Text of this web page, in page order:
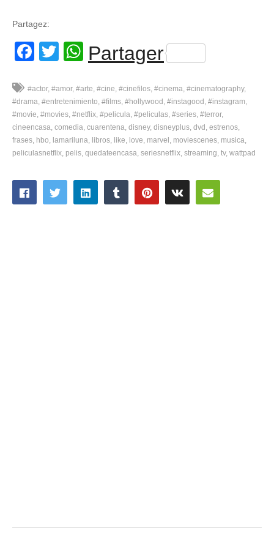
Partagez:
Facebook
Twitter
WhatsApp
Partager
#actor #amor #arte #cine #cinefilos #cinema #cinematography
#drama #entretenimiento #films #hollywood #instagood #instagram
#movie #movies #netflix #pelicula #peliculas #series #terror
cineencasa comedia cuarentena disney disneyplus dvd estrenos
frases hbo lamariluna libros like love marvel moviescenes musica
peliculasnetflix pelis quedateencasa seriesnetflix streaming tv wattpad